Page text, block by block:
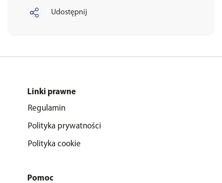
Udostępnij
Linki prawne
Regulamin
Polityka prywatności
Polityka cookie
Pomoc